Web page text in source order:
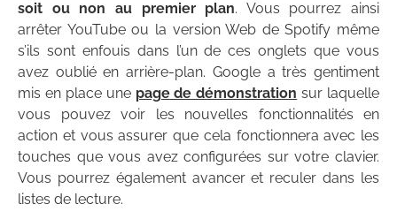
soit ou non au premier plan. Vous pourrez ainsi
arrêter YouTube ou la version Web de Spotify même
s’ils sont enfouis dans l’un de ces onglets que vous
avez oublié en arrière-plan. Google a très gentiment
mis en place une page de démonstration sur laquelle
vous pouvez voir les nouvelles fonctionnalités en
action et vous assurer que cela fonctionnera avec les
touches que vous avez configurées sur votre clavier.
Vous pourrez également avancer et reculer dans les
listes de lecture.